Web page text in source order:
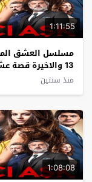
1:11:55
مسلسل العشق
13 والاخيرة قصة عشق
منذ سنتين
1:08:08